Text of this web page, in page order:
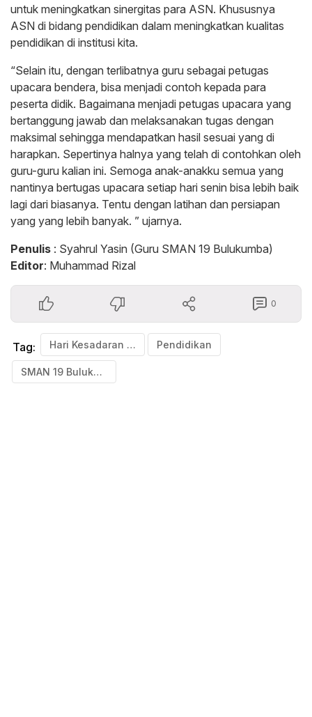
untuk meningkatkan sinergitas para ASN. Khususnya
ASN di bidang pendidikan dalam meningkatkan kualitas
pendidikan di institusi kita.
“Selain itu, dengan terlibatnya guru sebagai petugas
upacara bendera, bisa menjadi contoh kepada para
peserta didik. Bagaimana menjadi petugas upacara yang
bertanggung jawab dan melaksanakan tugas dengan
maksimal sehingga mendapatkan hasil sesuai yang di
harapkan. Sepertinya halnya yang telah di contohkan oleh
guru-guru kalian ini. Semoga anak-anakku semua yang
nantinya bertugas upacara setiap hari senin bisa lebih baik
lagi dari biasanya. Tentu dengan latihan dan persiapan
yang yang lebih banyak. ” ujarnya.
Penulis : Syahrul Yasin (Guru SMAN 19 Bulukumba)
Editor: Muhammad Rizal
0
Tag: Hari Kesadaran Nasional Pendidikan
SMAN 19 Bulukumba